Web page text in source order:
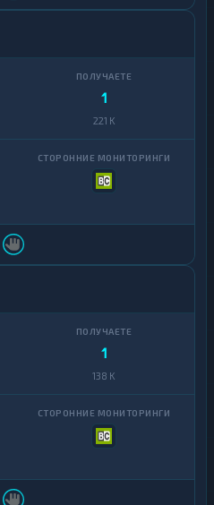
1
221 K
1
138 K